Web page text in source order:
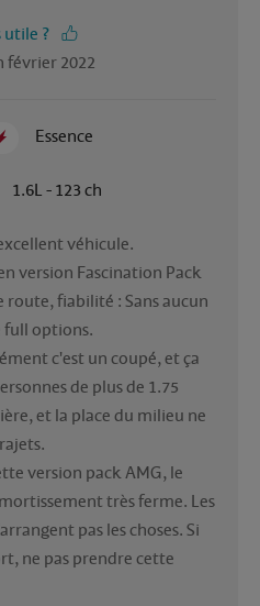
utile ?
février 2022
Essence
1.6L - 123 ch
véhicule.
version Fascination Pack
route, fiabilité : Sans aucun
full options.
c'est un coupé, et ça
de plus de 1.75
et la place du milieu ne
version pack AMG, le
très ferme. Les
pas les choses. Si
ne pas prendre cette